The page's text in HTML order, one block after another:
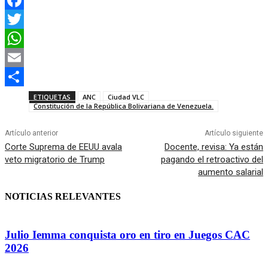
F
a
c
e
o
k
T
w
e
r
W
h
s
A
p
E
i
l
m
p
r
i
r
ETIQUETAS ANC
Ciudad VLC
Constitución de la República Bolivariana de Venezuela.
Artículo anterior
Corte Suprema de EEUU avala
veto migratorio de Trump
Artículo siguiente
Docente, revisa: Ya están
pagando el retroactivo del
aumento salarial
NOTICIAS RELEVANTES
Julio Iemma conquista oro en tiro en Juegos CAC
2026